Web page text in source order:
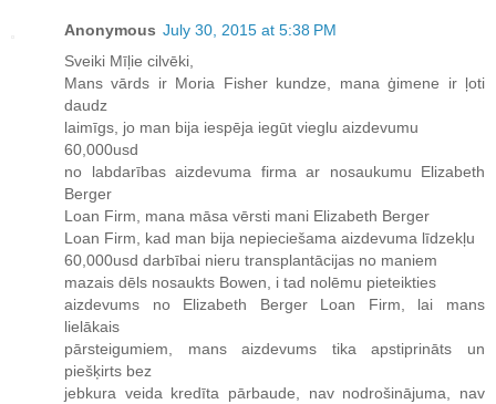
Anonymous July 30, 2015 at 5:38 PM
Sveiki Mīļie cilvēki,
Mans vārds ir Moria Fisher kundze, mana ģimene ir ļoti
daudz
laimīgs, jo man bija iespēja iegūt vieglu aizdevumu
60,000usd
no labdarības aizdevuma firma ar nosaukumu Elizabeth
Berger
Loan Firm, mana māsa vērsti mani Elizabeth Berger
Loan Firm, kad man bija nepieciešama aizdevuma līdzekļu
60,000usd darbībai nieru transplantācijas no maniem
mazais dēls nosaukts Bowen, i tad nolēmu pieteikties
aizdevums no Elizabeth Berger Loan Firm, lai mans
lielākais
pārsteigumiem, mans aizdevums tika apstiprināts un
piešķirts bez
jebkura veida kredīta pārbaude, nav nodrošinājuma, nav